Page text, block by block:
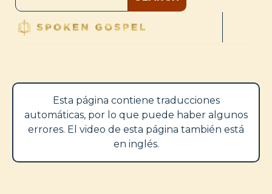
Esta página contiene traducciones
automáticas, por lo que puede haber algunos
errores. El video de esta página también está
en inglés.